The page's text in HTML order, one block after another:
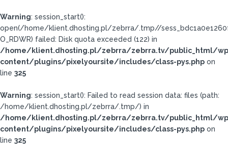
Warning: session_start():
open(/home/klient.dhosting.pl/zebrra/.tmp//
O_RDWR) failed: Disk quota exceeded (122) in
/home/klient.dhosting.pl/zebrra/zebrra.tv/public_html/
content/plugins/pixelyoursite/includes/class-pys.php on
line 325
Warning: session_start(): Failed to read session data: files (path:
/home/klient.dhosting.pl/zebrra/.tmp/) in
/home/klient.dhosting.pl/zebrra/zebrra.tv/public_html/
content/plugins/pixelyoursite/includes/class-pys.php on
line 325